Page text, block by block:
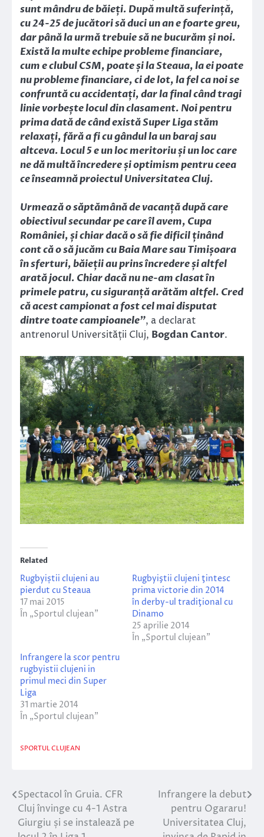
sunt mândru de băieți. După multă suferință,
cu 24-25 de jucători să duci un an e foarte greu,
dar până la urmă trebuie să ne bucurăm și noi.
Există la multe echipe probleme financiare,
cum e clubul CSM, poate și la Steaua, la ei poate
nu probleme financiare, ci de lot, la fel ca noi se
confruntă cu accidentați, dar la final când tragi
linie vorbește locul din clasament. Noi pentru
prima dată de când există Super Liga stăm
relaxați, fără a fi cu gândul la un baraj sau
altceva. Locul 5 e un loc meritoriu și un loc care
ne dă multă încredere și optimism pentru ceea
ce înseamnă proiectul Universitatea Cluj.
Urmează o săptămână de vacanță după care
obiectivul secundar pe care îl avem, Cupa
României, și chiar dacă o să fie dificil ținând
cont că o să jucăm cu Baia Mare sau Timișoara
în sferturi, băieții au prins încredere și altfel
arată jocul. Chiar dacă nu ne-am clasat în
primele patru, cu siguranță arătăm altfel. Cred
că acest campionat a fost cel mai disputat
dintre toate campioanele”, a declarat
antrenorul Universității Cluj, Bogdan Cantor.
Related
Rugbyiștii clujeni au
pierdut cu Steaua
17 mai 2015
În „Sportul clujean”
Rugbyiştii clujeni ţintesc
prima victorie din 2014
în derby-ul tradiţional cu
Dinamo
25 aprilie 2014
În „Sportul clujean”
Infrangere la scor pentru
rugbyistii clujeni in
primul meci din Super
Liga
31 martie 2014
În „Sportul clujean”
SPORTUL CLUJEAN
Navigare
în
Spectacol în Gruia. CFR
Cluj învinge cu 4-1 Astra
Giurgiu și se instalează pe
Infrangere la debut
pentru Ogararu!
Universitatea Cluj,